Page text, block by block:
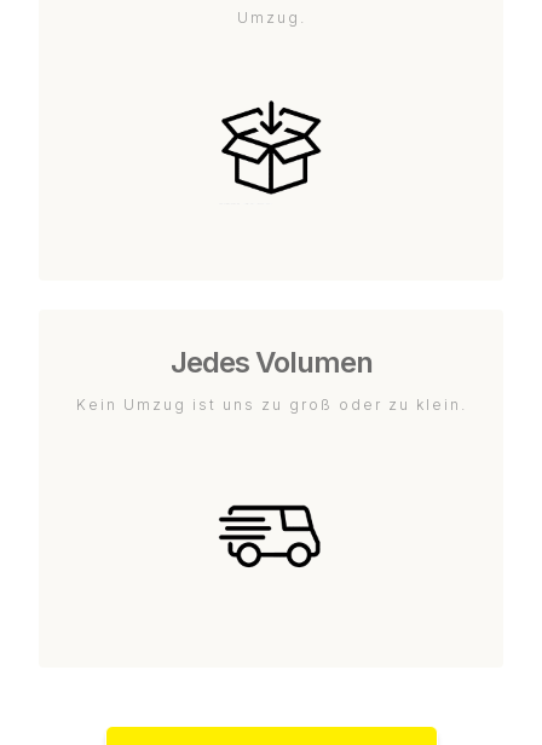
Umzug.
Jedes Volumen
Kein Umzug ist uns zu groß oder zu klein.